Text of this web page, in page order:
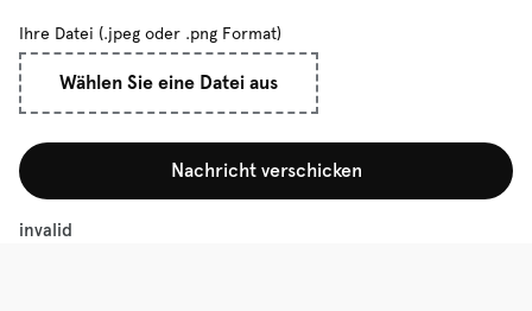
Ihre Datei (.jpeg oder .png Format)
Wählen Sie eine Datei aus
Nachricht verschicken
invalid